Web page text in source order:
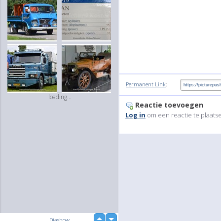
loading...
Permanent Link:
Reactie toevoegen
Log in om een reactie te